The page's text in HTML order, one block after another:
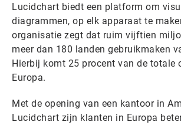
Lucidchart biedt een platform om
diagrammen, op elk apparaat te
organisatie zegt dat ruim vijftien
meer dan 180 landen gebruikmaken
Hierbij komt 25 procent van de totale
Europa.
Met de opening van een kantoor in
Lucidchart zijn klanten in Europa